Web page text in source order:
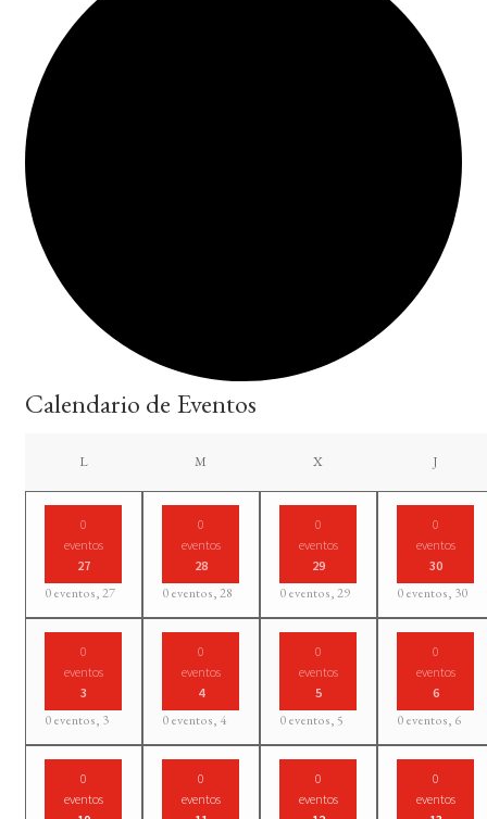
Calendario de Eventos
LLUNES M X J
0
eventos
27
0 eventos,27
0
eventos
28
0 eventos,28
0
eventos
29
0 eventos,29
0
eventos
30
0 eventos, 30
0
eventos
3
0 eventos, 3
0
eventos
4
0 eventos, 4
0
eventos
5
0 eventos, 5
0
eventos
6
0 eventos, 6
0
eventos
0
eventos
0
eventos
0
eventos